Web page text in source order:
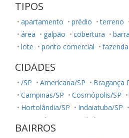
TIPOS
apartamento prédio terreno
área
galpão cobertura
lote
ponto comercial fazenda
CIDADES
/SP Americana/SP
Bragança
Campinas/SP
Cosmópolis/SP
Hortolândia/SP
Indaiatuba/SP
Jaguariúna/SP
Jundiaí/SP
Morungaba/SP
BAIRROS